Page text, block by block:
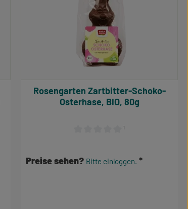
¹
Rosengarten Zartbitter-Schoko-
Osterhase, BIO, 80g
Preise sehen? Bitte einloggen.